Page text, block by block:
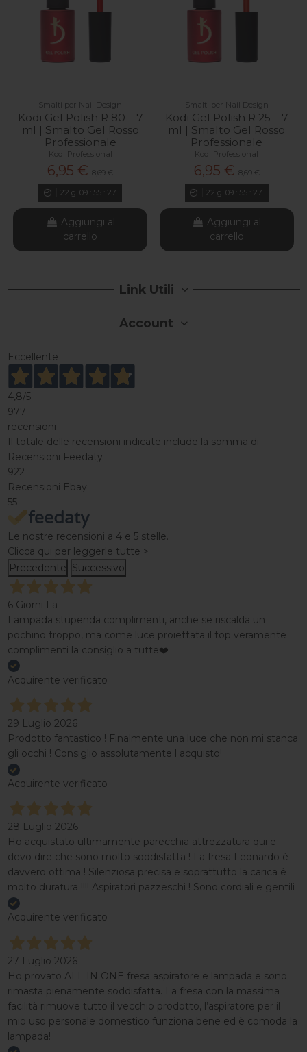
Smalti per Nail Design
Kodi Gel Polish R 80 – 7
ml | Smalto Gel Rosso
Professionale
Kodi Professional
6,95 €8,69 €
22 g. 09 55 26
Aggiungi al
carrello
Smalti per Nail Design
Kodi Gel Polish R 25 – 7
ml | Smalto Gel Rosso
Professionale
Kodi Professional
6,95 € 8,69 €
22 g. 09 55 26
Aggiungi al
carrello
Link Utili
Account
Eccellente
4,8/5
977
recensioni
Il totale delle recensioni indicate include la somma di:
Recensioni Feedaty
922
Recensioni Ebay
55
Le nostre recensioni a 4 e 5 stelle.
Clicca qui per leggerle tutte >
Precedente Successivo
6 Giorni Fa
Lampada stupenda complimenti, anche se riscalda un
pochino troppo, ma come luce proiettata il top veramente
complimenti la consiglio a tutte❤️
Acquirente verificato
29 Luglio 2026
Prodotto fantastico ! Finalmente una luce che non mi stanca
gli occhi ! Consiglio assolutamente l acquisto!
Acquirente verificato
28 Luglio 2026
Ho acquistato ultimamente parecchia attrezzatura qui e
devo dire che sono molto soddisfatta ! La fresa Leonardo è
davvero ottima ! Silenziosa precisa e soprattutto la carica è
molto duratura !!!! Aspiratori pazzeschi ! Sono cordiali e gentili
Acquirente verificato
27 Luglio 2026
Ho provato ALL IN ONE fresa aspiratore e lampada e sono
rimasta pienamente soddisfatta. La fresa con la massima
facilità rimuove tutto il vecchio prodotto, l’aspiratore per il
mio uso personale domestico funziona bene ed è comoda la
lampada!